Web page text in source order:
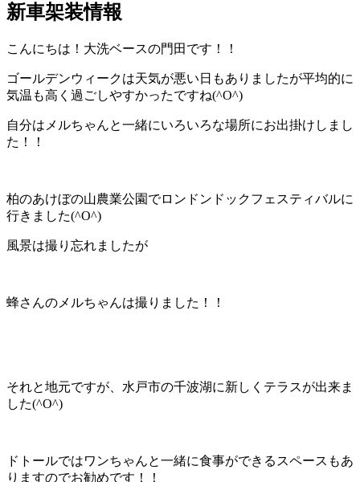
新車架装情報
こんにちは！大洗ベースの門田です！！
ゴールデンウィークは天気が悪い日もありましたが平均的に
気温も高く過ごしやすかったですね(^O^)
自分はメルちゃんと一緒にいろいろな場所にお出掛けしまし
た！！
柏のあけぼの山農業公園でロンドンドックフェスティバルに
行きました(^O^)
風景は撮り忘れましたが
蜂さんのメルちゃんは撮りました！！
それと地元ですが、水戸市の千波湖に新しくテラスが出来ま
した(^O^)
ドトールではワンちゃんと一緒に食事ができるスペースもあ
りますのでお勧めです！！